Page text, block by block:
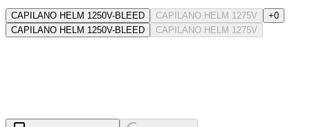
CAPILANO HELM 1250V-BLEED CAPILANO HELM 1275V
+0
CAPILANO HELM 1250V-BLEED
CAPILANO HELM 1275V